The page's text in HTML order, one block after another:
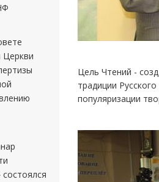
Церкви
Цель Чтений -
традиции
популяризации